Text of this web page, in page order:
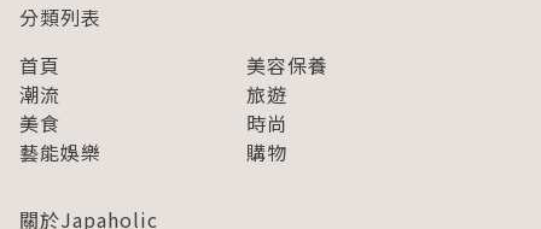
分類列表
首頁
美容保養
潮流
旅遊
美食
時尚
藝能娛樂
購物
關於Japaholic